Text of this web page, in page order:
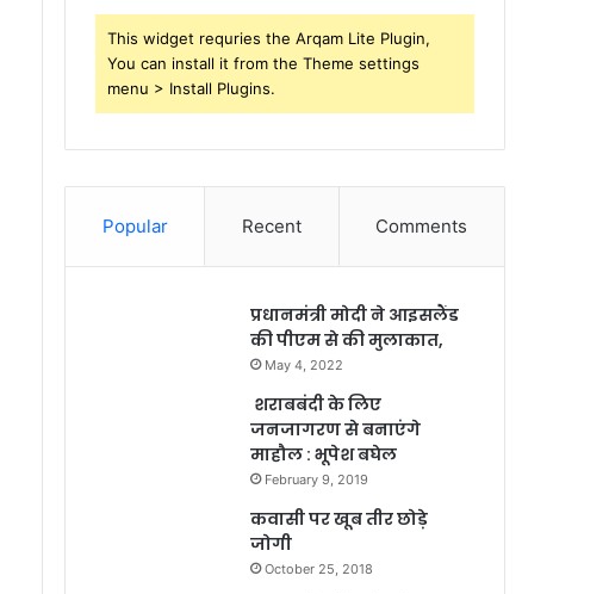
This widget requries the Arqam Lite Plugin,
You can install it from the Theme settings
menu > Install Plugins.
Popular Recent Comments
प्रधानमंत्री मोदी ने आइसलैंड
की पीएम से की मुलाकात,
May 4, 2022
शराबबंदी के लिए
जनजागरण से बनाएंगे
माहौल : भूपेश बघेल
February 9, 2019
कवासी पर खूब तीर छोड़े
जोगी
October 25, 2018